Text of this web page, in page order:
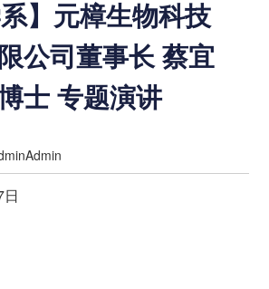
系】元樟生物科技
公司董事长 蔡宜
士 专题演讲